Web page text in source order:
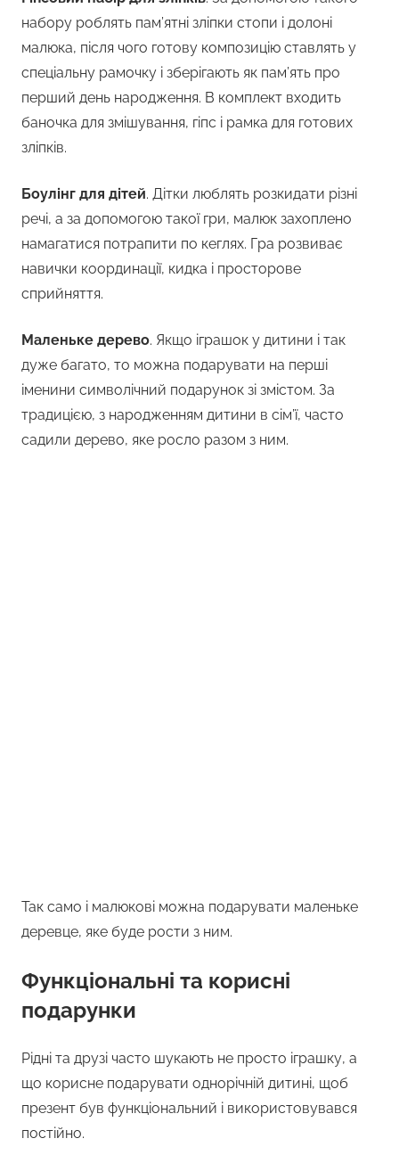
набору роблять пам’ятні зліпки стопи і долоні
малюка, після чого готову композицію ставлять у
спеціальну рамочку і зберігають як пам’ять про
перший день народження. В комплект входить
баночка для змішування, гіпс і рамка для готових
зліпків.
Боулінг для дітей. Дітки люблять розкидати різні
речі, а за допомогою такої гри, малюк захоплено
намагатися потрапити по кеглях. Гра розвиває
навички координації, кидка і просторове
сприйняття.
Маленьке дерево. Якщо іграшок у дитини і так
дуже багато, то можна подарувати на перші
іменини символічний подарунок зі змістом. За
традицією, з народженням дитини в сім’ї, часто
садили дерево, яке росло разом з ним.
Так само і малюкові можна подарувати маленьке
деревце, яке буде рости з ним.
Функціональні та корисні
подарунки
Рідні та друзі часто шукають не просто іграшку, а
що корисне подарувати однорічній дитині, щоб
презент був функціональний і використовувався
постійно.